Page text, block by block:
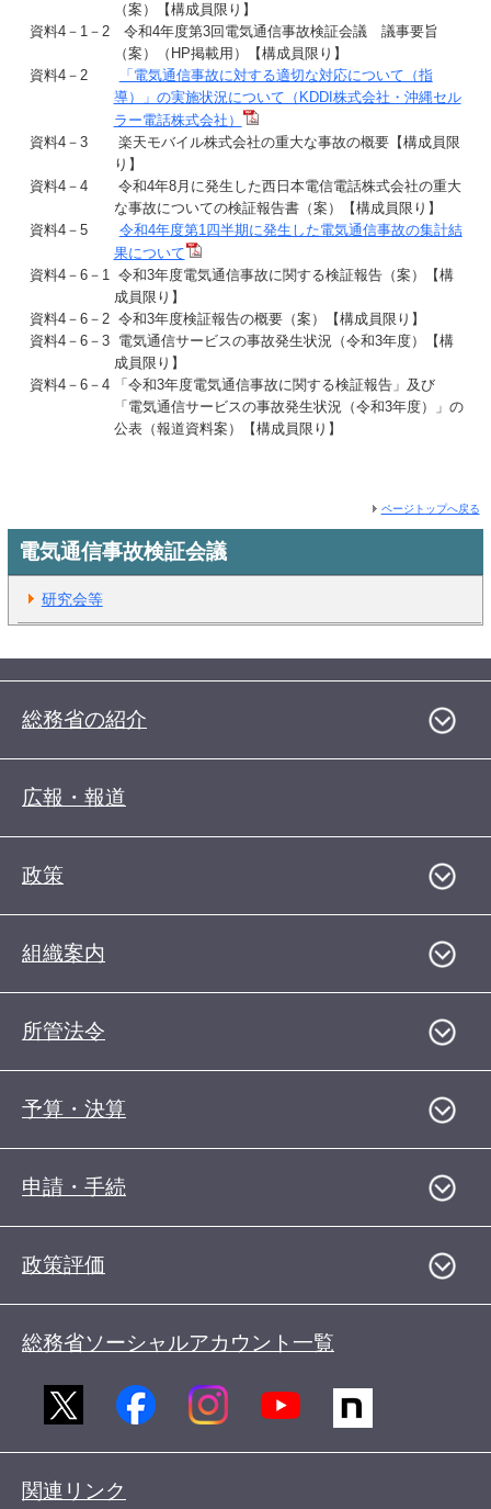
（案）【構成員限り】
資料4－1－2 令和4年度第3回電気通信事故検証会議 議事要旨
（案）（HP掲載用）【構成員限り】
資料4－2
「電気通信事故に対する適切な対応について（指
導）」の実施状況について（KDDI株式会社・沖縄セル
ラー電話株式会社）
資料4－3 楽天モバイル株式会社の重大な事故の概要【構成員限
り】
資料4－4 令和4年8月に発生した西日本電信電話株式会社の重大
な事故についての検証報告書（案）【構成員限り】
資料4－5 令和4年度第1四半期に発生した電気通信事故の集計結
果について
資料4－6－1 令和3年度電気通信事故に関する検証報告（案）【構
成員限り】
資料4－6－2 令和3年度検証報告の概要（案）【構成員限り】
資料4－6－3 電気通信サービスの事故発生状況（令和3年度）【構
成員限り】
資料4－6－4 「令和3年度電気通信事故に関する検証報告」及び
「電気通信サービスの事故発生状況（令和3年度）」の
公表（報道資料案）【構成員限り】
ページトップへ戻る
電気通信事故検証会議
研究会等
総務省の紹介
広報・報道
政策
組織案内
所管法令
予算・決算
申請・手続
政策評価
総務省ソーシャルアカウント一覧
関連リンク